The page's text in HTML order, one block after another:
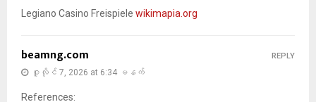
Legiano Casino Freispiele wikimapia.org
beamng.com
ဇူလိုင် 7, 2026 at 6:34 မနက်
References:
REPLY